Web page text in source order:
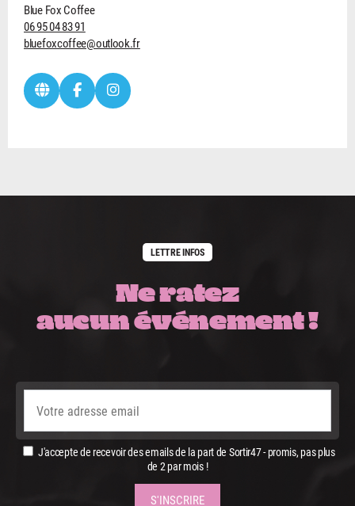
Blue Fox Coffee
06 95 04 83 91
bluefoxcoffee@outlook.fr
LETTRE INFOS
Ne ratez
aucun événement !
J'accepte de recevoir des emails de la part de Sortir47 - promis, pas plus
de 2 par mois !